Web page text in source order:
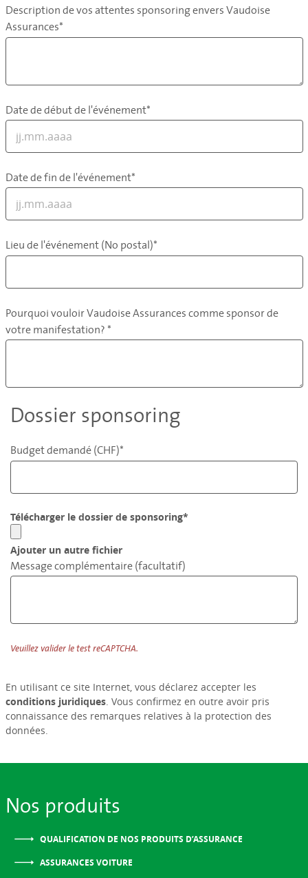
Description de vos attentes sponsoring envers Vaudoise
Assurances*
Date de début de l'événement*
Date de fin de l'événement*
Lieu de l'événement (No postal)*
Pourquoi vouloir Vaudoise Assurances comme sponsor de
votre manifestation? *
Dossier sponsoring
Budget demandé (CHF)*
Télécharger le dossier de sponsoring*
Ajouter un autre fichier
Message complémentaire (facultatif)
Veuillez valider le test reCAPTCHA.
En utilisant ce site Internet, vous déclarez accepter les
conditions juridiques. Vous confirmez en outre avoir pris
connaissance des remarques relatives à la protection des
données.
Nos produits
QUALIFICATION DE NOS PRODUITS D’ASSURANCE
ASSURANCES VOITURE